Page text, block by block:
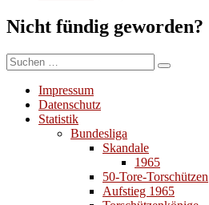
Nicht fündig geworden?
Suchen
nach:
Suchen
Impressum
Datenschutz
Statistik
Bundesliga
Skandale
1965
50-Tore-Torschützen
Aufstieg 1965